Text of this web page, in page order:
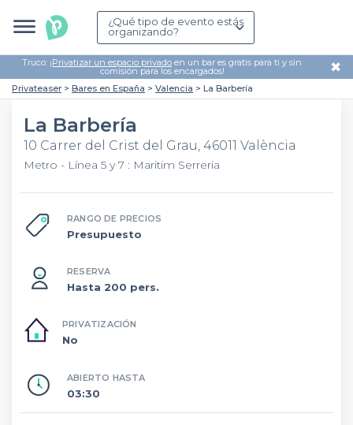
¿Qué tipo de evento estás
organizando?
Truco: ¡Privatizar un espacio privado en un bar es gratis para ti y sin
comisión para los encargados! ✖
Privateaser Bares en España Valencia La Barbería
La Barbería
10 Carrer del Crist del Grau, 46011 València
Metro - Línea 5 y 7 : Maritim Serreria
RANGO DE PRECIOS
Presupuesto
RESERVA
Hasta 200 pers.
PRIVATIZACIÓN
No
ABIERTO HASTA
03:30